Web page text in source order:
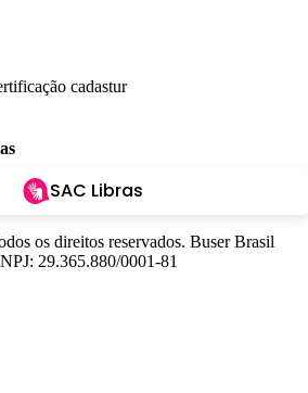
SAC Libras
os direitos reservados. Buser Brasil
29.365.880/0001-81